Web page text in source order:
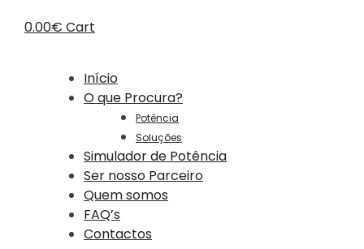
0.00€ Cart
Início
O que Procura?
Potência
Soluções
Simulador de Potência
Ser nosso Parceiro
Quem somos
FAQ’s
Contactos